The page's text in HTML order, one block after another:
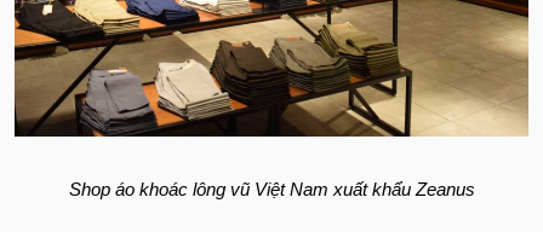
Shop áo khoác lông vũ Việt Nam xuất khẩu Zeanus